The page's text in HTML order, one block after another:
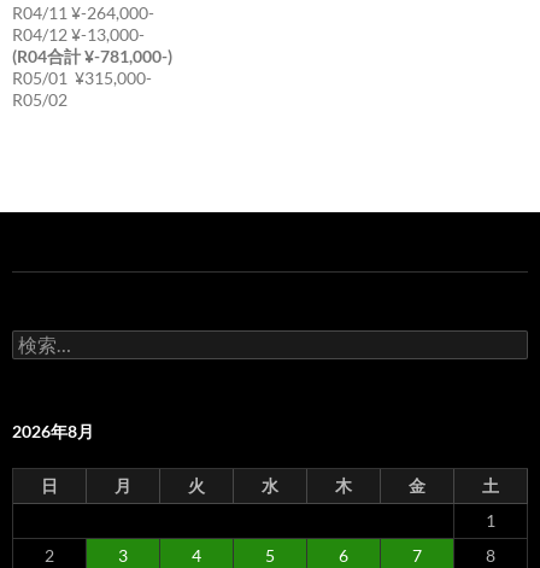
R04/11 ¥-264,000-
R04/12 ¥-13,000-
(R04合計 ¥-781,000-)
R05/01 ¥315,000-
R05/02
検
索:
2026年8月
日 月 火 水 木 金
土
1
2
3 4 5 6 7
8